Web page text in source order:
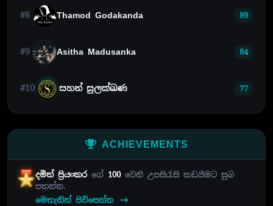
#8 Thamod Godakanda 89
#9 Asitha Madusanka 84
#10 සහන් සුලක්ඛණ 77
ACHIEVEMENTS
දමිත් ප්‍රියංකරගේ 100වෙනි උපසිරැසි කඩයීමට සුබ
පතන්න.
මෙතැනින් පිවිසෙන්න